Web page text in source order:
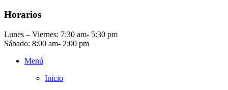
Horarios
Lunes – Viernes: 7:30 am- 5:30 pm
Sábado: 8:00 am- 2:00 pm
Menú
Inicio